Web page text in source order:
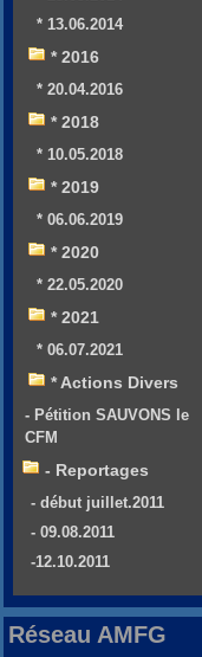
* 13.06.2014
* 2016
* 20.04.2016
* 2018
* 10.05.2018
* 2019
* 06.06.2019
* 2020
* 22.05.2020
* 2021
* 06.07.2021
* Actions Divers
- Pétition SAUVONS le
CFM
- Reportages
- début juillet.2011
- 09.08.2011
-12.10.2011
Réseau AMFG